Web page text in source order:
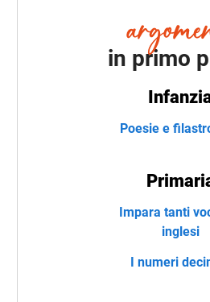
in primo
Poesie e
Impara tanti
inglesi
I numeri